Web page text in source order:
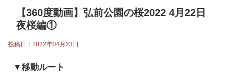
【360度動画】弘前公園の桜2022 4月22日
夜桜編①
投稿日：2022年04月23日
▼移動ルート